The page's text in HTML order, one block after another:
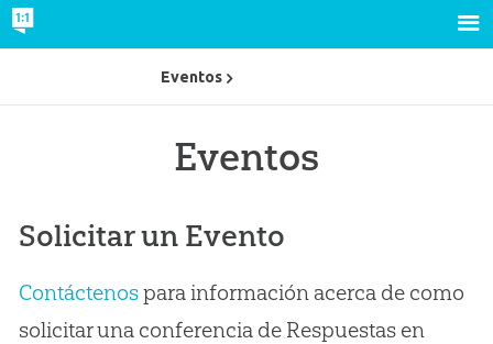
Eventos
Solicitar un Evento
Contáctenospara información acerca de como
solicitar una conferencia de Respuestas en
Eventos